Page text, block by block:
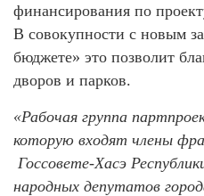
финансирования по
В совокупности с новым
бюджете» это позволит
дворов и парков.
«Рабочая группа
которую входят члены
Госсовете-Хасэ
народных депутатов